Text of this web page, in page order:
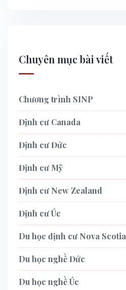
Chuyên mục bài viết
Chương trình SINP
Định cư Canada
Định cư Đức
Định cư Mỹ
Định cư New Zealand
Định cư Úc
Du học định cư Nova Scotia
Du học nghề Đức
Du học nghề Úc